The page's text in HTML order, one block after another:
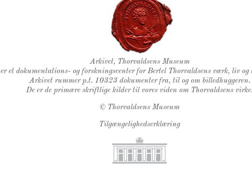
Thorvaldsens Segl
Arkivet, Thorvaldsens Museum
er et dokumentations- og forskningscenter for Bertel Thorvaldsens værk, liv og
Arkivet rummer p.t. 10323 dokumenter fra, til og om billedhuggeren.
De er de primære skriftlige kilder til vores viden om Thorvaldsens virke.
© Thorvaldsens Museum
Tilgængelighedserklæring